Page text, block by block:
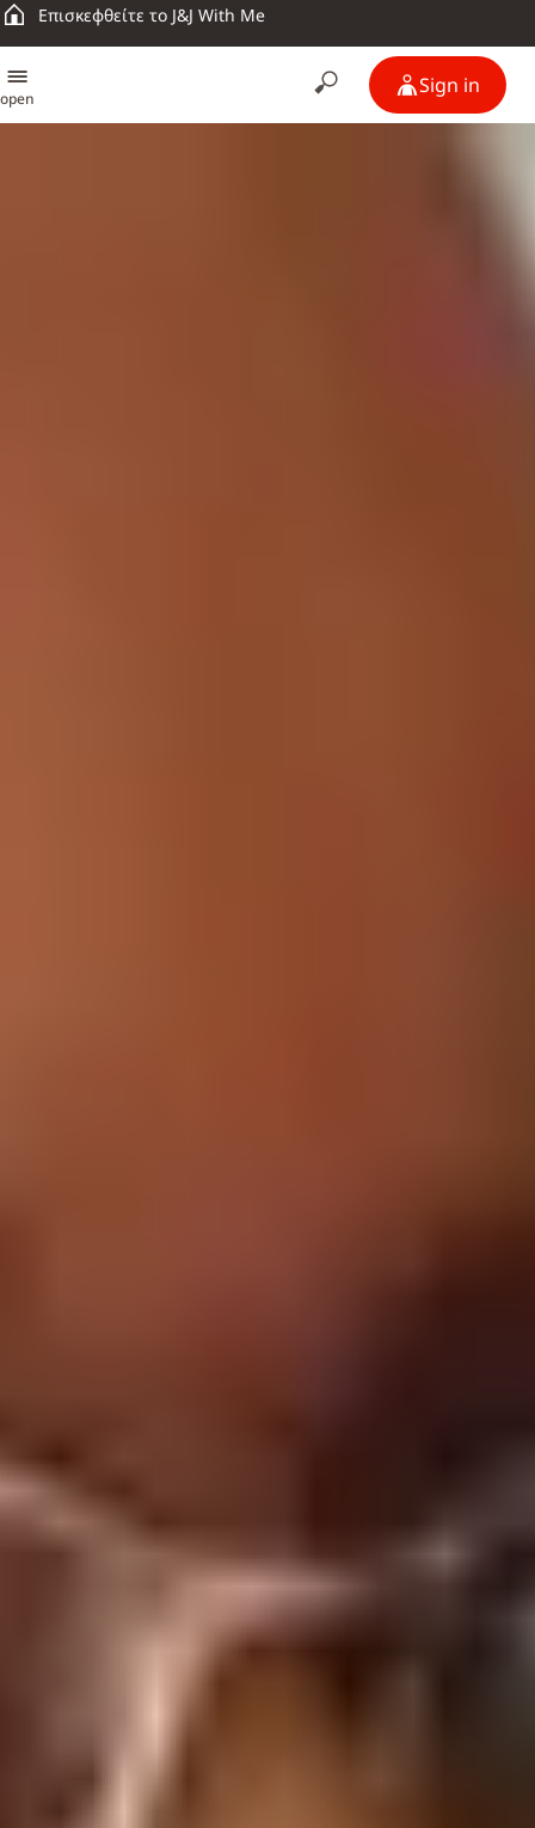
Επισκεφθείτε το J&J With Me
open
Sign in